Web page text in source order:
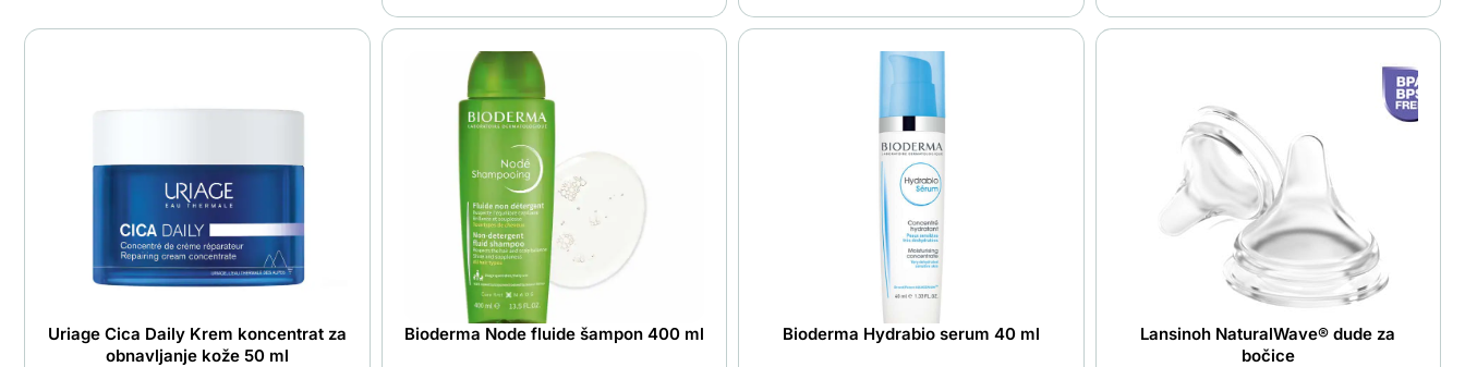
Uriage Cica Daily Krem koncentrat za
obnavljanje kože 50 ml
Bioderma Node fluide šampon 400 ml Bioderma Hydrabio serum 40 ml
Lansinoh NaturalWave® dude za
bočice